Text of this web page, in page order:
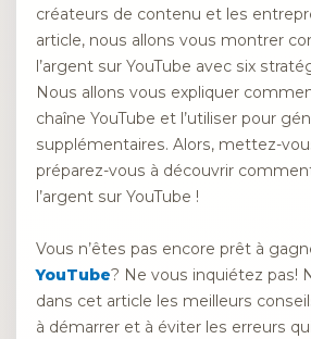
créateurs de contenu et les
article, nous allons vous montrer
l’argent sur YouTube avec six
Nous allons vous expliquer
chaîne YouTube et l’utiliser pour
supplémentaires. Alors, mettez-
préparez-vous à découvrir
l’argent sur YouTube !
Vous n’êtes pas encore prêt à
YouTube? Ne vous inquiétez pas!
dans cet article les meilleurs
à démarrer et à éviter les erreurs